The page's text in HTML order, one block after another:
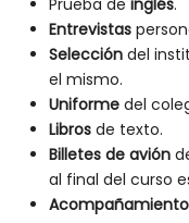
Entrevistas
Selección del
el mismo.
Uniforme del
Libros de texto.
Billetes de avión
al final del curso